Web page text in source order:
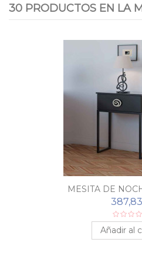
30 PRODUCTOS EN LA
MESITA DE
Añadir al